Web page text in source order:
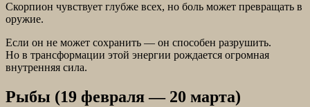
Скорпион чувствует глубже всех, но боль может превращать в
оружие.
Если он не может сохранить — он способен разрушить.
Но в трансформации этой энергии рождается огромная
внутренняя сила.
Рыбы (19 февраля — 20 марта)